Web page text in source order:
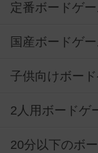
定番ボードゲ
国産ボードゲ
子供向けボー
2人用ボードゲ
20分以下のボ